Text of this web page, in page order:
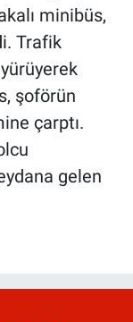
minibüs,
Trafik
şoförün
çarptı.
gelen